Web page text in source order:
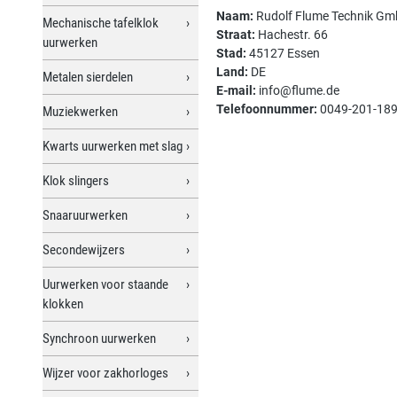
Mechanische tafelklok
uurwerken
Metalen sierdelen
Muziekwerken
Kwarts uurwerken met slag
Klok slingers
Snaaruurwerken
Secondewijzers
Uurwerken voor staande
klokken
Synchroon uurwerken
Wijzer voor zakhorloges
Naam: Rudolf Flume Technik
Straat: Hachestr. 66
Stad: 45127 Essen
Land: DE
E-mail: info@flume.de
Telefoonnummer: 0049-201-